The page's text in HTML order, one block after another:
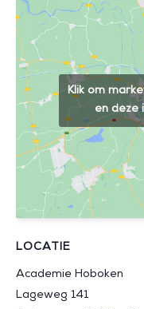
LOCATIE
Academie Hoboken
Lageweg 141
Klik om
en deze